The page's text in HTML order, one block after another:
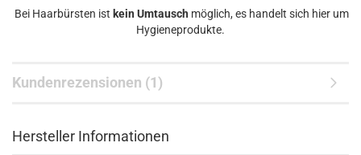
Bei Haarbürsten ist kein Umtausch möglich, es handelt sich hier um
Hygieneprodukte.
Kundenrezensionen (1)
Hersteller Informationen